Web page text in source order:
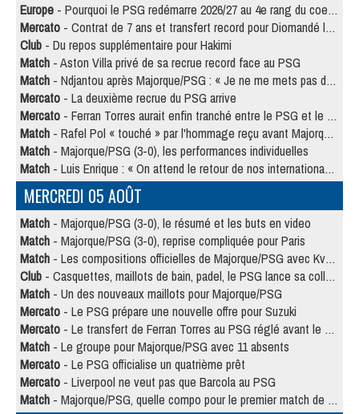
Europe - Pourquoi le PSG redémarre 2026/27 au 4e rang du coefficient UEFA
Mercato - Contrat de 7 ans et transfert record pour Diomandé loin du PSG
Club - Du repos supplémentaire pour Hakimi
Match - Aston Villa privé de sa recrue record face au PSG
Match - Ndjantou après Majorque/PSG : « Je ne me mets pas de plafond »
Mercato - La deuxième recrue du PSG arrive
Mercato - Ferran Torres aurait enfin tranché entre le PSG et le Barça
Match - Rafel Pol « touché » par l'hommage reçu avant Majorque/PSG
Match - Majorque/PSG (3-0), les performances individuelles
Match - Luis Enrique : « On attend le retour de nos internationaux »
MERCREDI 05 AOÛT
Match - Majorque/PSG (3-0), le résumé et les buts en video
Match - Majorque/PSG (3-0), reprise compliquée pour Paris
Match - Les compositions officielles de Majorque/PSG avec Kvara et de nombreux jeunes
Club - Casquettes, maillots de bain, padel, le PSG lance sa collection été
Match - Un des nouveaux maillots pour Majorque/PSG
Mercato - Le PSG prépare une nouvelle offre pour Suzuki
Mercato - Le transfert de Ferran Torres au PSG réglé avant le 12 août ?
Match - Le groupe pour Majorque/PSG avec 11 absents
Mercato - Le PSG officialise un quatrième prêt
Mercato - Liverpool ne veut pas que Barcola au PSG
Match - Majorque/PSG, quelle compo pour le premier match de la saison 2026/27 ?